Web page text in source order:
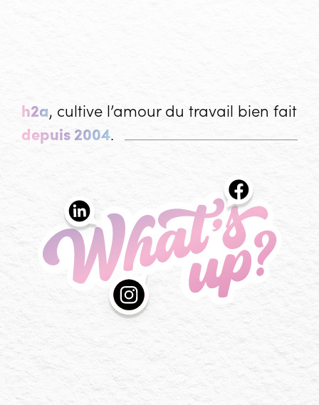
h2a, cultive l’amour du travail bien fait
depuis 2004.
Les actualités de l'agence h2a